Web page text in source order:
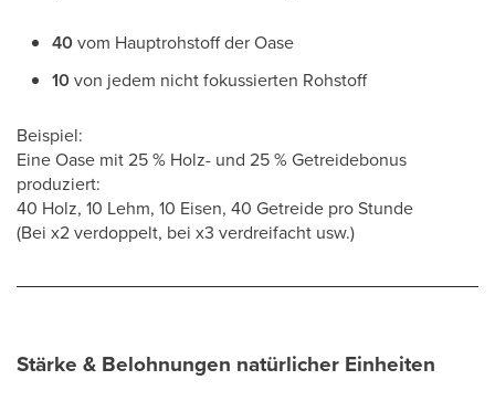
40vom Hauptrohstoff der Oase
10von jedem nicht fokussierten Rohstoff
Beispiel:
Eine Oase mit 25 % Holz- und 25 % Getreidebonus
produziert:
40 Holz, 10 Lehm, 10 Eisen, 40 Getreide pro Stunde
(Bei x2 verdoppelt, bei x3 verdreifacht usw.)
Stärke & Belohnungen natürlicher Einheiten